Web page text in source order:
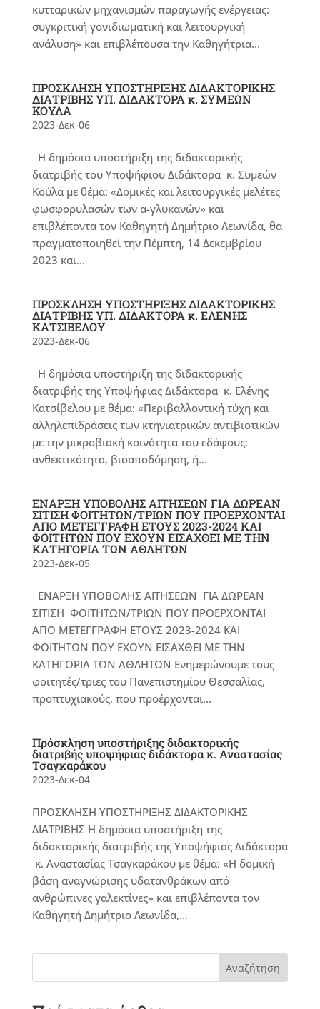
κυτταρικών μηχανισμών παραγωγής ενέργειας:
συγκριτική γονιδιωματική και λειτουργική
ανάλυση» και επιβλέπουσα την Καθηγήτρια...
ΠΡΟΣΚΛΗΣΗ ΥΠΟΣΤΗΡΙΞΗΣ ΔΙΔΑΚΤΟΡΙΚΗΣ
ΔΙΑΤΡΙΒΗΣ ΥΠ. ΔΙΔΑΚΤΟΡΑ κ. ΣΥΜΕΩΝ
ΚΟΥΛΑ
2023-Δεκ-06
Η δημόσια υποστήριξη της διδακτορικής
διατριβής του Υποψήφιου Διδάκτορα κ. Συμεών
Κούλα με θέμα: «Δομικές και λειτουργικές μελέτες
φωσφορυλασών των α-γλυκανών» και
επιβλέποντα τον Καθηγητή Δημήτριο Λεωνίδα, θα
πραγματοποιηθεί την Πέμπτη, 14 Δεκεμβρίου
2023 και...
ΠΡΟΣΚΛΗΣΗ ΥΠΟΣΤΗΡΙΞΗΣ ΔΙΔΑΚΤΟΡΙΚΗΣ
ΔΙΑΤΡΙΒΗΣ ΥΠ. ΔΙΔΑΚΤΟΡΑ κ. ΕΛΕΝΗΣ
ΚΑΤΣΙΒΕΛΟΥ
2023-Δεκ-06
Η δημόσια υποστήριξη της διδακτορικής
διατριβής της Υποψήφιας Διδάκτορα κ. Ελένης
Κατσίβελου με θέμα: «Περιβαλλοντική τύχη και
αλληλεπιδράσεις των κτηνιατρικών αντιβιοτικών
με την μικροβιακή κοινότητα του εδάφους:
ανθεκτικότητα, βιοαποδόμηση, ή...
ΕΝΑΡΞΗ ΥΠΟΒΟΛΗΣ ΑΙΤΗΣΕΩΝ ΓΙΑ ΔΩΡΕΑΝ
ΣΙΤΙΣΗ ΦΟΙΤΗΤΩΝ/ΤΡΙΩΝ ΠΟΥ ΠΡΟΕΡΧΟΝΤΑΙ
ΑΠΟ ΜΕΤΕΓΓΡΑΦΗ ΕΤΟΥΣ 2023-2024 ΚΑΙ
ΦΟΙΤΗΤΩΝ ΠΟΥ ΕΧΟΥΝ ΕΙΣΑΧΘΕΙ ΜΕ ΤΗΝ
ΚΑΤΗΓΟΡΙΑ ΤΩΝ ΑΘΛΗΤΩΝ
2023-Δεκ-05
ΕΝΑΡΞΗ ΥΠΟΒΟΛΗΣ ΑΙΤΗΣΕΩΝ ΓΙΑ ΔΩΡΕΑΝ
ΣΙΤΙΣΗ ΦΟΙΤΗΤΩΝ/ΤΡΙΩΝ ΠΟΥ ΠΡΟΕΡΧΟΝΤΑΙ
ΑΠΟ ΜΕΤΕΓΓΡΑΦΗ ΕΤΟΥΣ 2023-2024 ΚΑΙ
ΦΟΙΤΗΤΩΝ ΠΟΥ ΕΧΟΥΝ ΕΙΣΑΧΘΕΙ ΜΕ ΤΗΝ
ΚΑΤΗΓΟΡΙΑ ΤΩΝ ΑΘΛΗΤΩΝ Ενημερώνουμε τους
φοιτητές/τριες του Πανεπιστημίου Θεσσαλίας,
προπτυχιακούς, που προέρχονται...
Πρόσκληση υποστήριξης διδακτορικής
διατριβής υποψήφιας διδάκτορα κ. Αναστασίας
Τσαγκαράκου
2023-Δεκ-04
ΠΡΟΣΚΛΗΣΗ ΥΠΟΣΤΗΡΙΞΗΣ ΔΙΔΑΚΤΟΡΙΚΗΣ
ΔΙΑΤΡΙΒΗΣ Η δημόσια υποστήριξη της
διδακτορικής διατριβής της Υποψήφιας Διδάκτορα
κ. Αναστασίας Τσαγκαράκου με θέμα: «Η δομική
βάση αναγνώρισης υδατανθράκων από
ανθρώπινες γαλεκτίνες» και επιβλέποντα τον
Καθηγητή Δημήτριο Λεωνίδα,...
Αναζήτηση